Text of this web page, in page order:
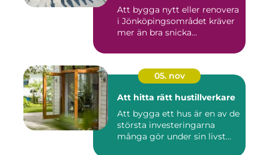
Att bygga nytt eller renovera
i Jönköpingsområdet kräver
mer än bra snicka...
05. nov
Att hitta rätt hustillverkare
Att bygga ett hus är en av de
största investeringarna
många gör under sin livst...